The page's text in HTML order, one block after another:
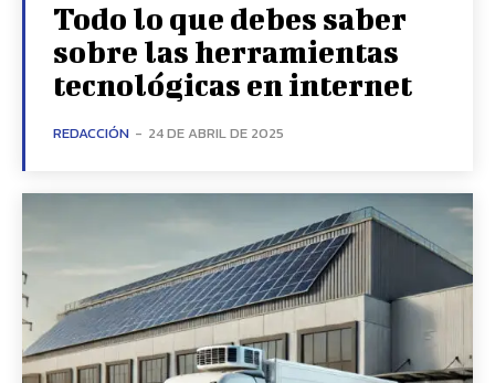
Todo lo que debes saber
sobre las herramientas
tecnológicas en internet
REDACCIÓN - 24 DE ABRIL DE 2025